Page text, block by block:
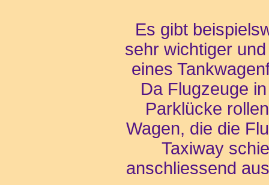
Es gibt
sehr wichtiger
eines
Da Flugzeuge
Parklücke
Wagen, die die
Taxiway
anschliessend